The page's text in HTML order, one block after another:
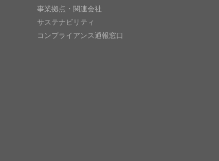
事業拠点・関連会社
サステナビリティ
コンプライアンス通報窓口